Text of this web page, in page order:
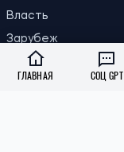
Власть
Зарубеж
СОЦИАЛКА
ГЛАВНАЯ СОЦ GPT